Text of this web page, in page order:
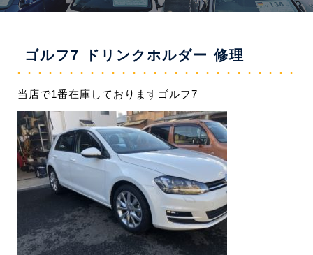
ゴルフ7 ドリンクホルダー 修理
当店で1番在庫しておりますゴルフ7